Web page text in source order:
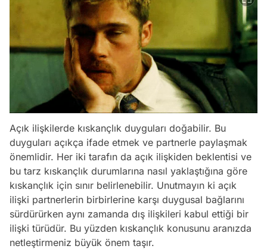
Açık ilişkilerde kıskançlık duyguları doğabilir. Bu
duyguları açıkça ifade etmek ve partnerle paylaşmak
önemlidir. Her iki tarafın da açık ilişkiden beklentisi ve
bu tarz kıskançlık durumlarına nasıl yaklaştığına göre
kıskançlık için sınır belirlenebilir. Unutmayın ki açık
ilişki partnerlerin birbirlerine karşı duygusal bağlarını
sürdürürken aynı zamanda dış ilişkileri kabul ettiği bir
ilişki türüdür. Bu yüzden kıskançlık konusunu aranızda
netleştirmeniz büyük önem taşır.